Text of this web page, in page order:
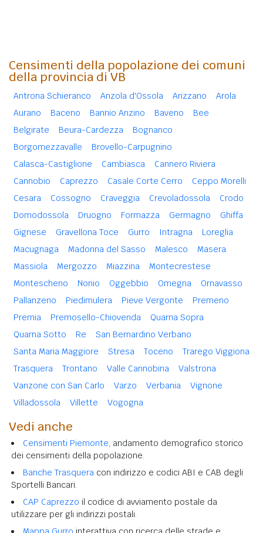
Censimenti della popolazione dei comuni
della provincia di VB
Antrona Schieranco Anzola d'Ossola Arizzano
Arola
Aurano
Baceno Bannio Anzino Baveno
Bee
Belgirate
Beura-Cardezza
Bognanco
Borgomezzavalle
Brovello-Carpugnino
Calasca-Castiglione
Cambiasca
Cannero Riviera
Cannobio
Caprezzo Casale Corte Cerro
Ceppo Morelli
Cesara
Cossogno Craveggia Crevoladossola
Crodo
Domodossola
Druogno Formazza Germagno
Ghiffa
Gignese
Gravellona Toce Gurro Intragna
Loreglia
Macugnaga
Madonna del Sasso Malesco
Masera
Massiola
Mergozzo Miazzina
Montecrestese
Montescheno
Nonio Oggebbio Omegna
Ornavasso
Pallanzeno
Piedimulera Pieve Vergonte
Premeno
Premia
Premosello-Chiovenda
Quarna Sopra
Quarna Sotto
Re
San Bernardino Verbano
Santa Maria Maggiore
Stresa Toceno
Trarego Viggiona
Trasquera
Trontano Valle Cannobina
Valstrona
Vanzone con San Carlo
Varzo Verbania
Vignone
Villadossola
Villette Vogogna
Vedi anche
Censimenti Piemonte, andamento demografico storico
dei censimenti della popolazione.
Banche Trasquera con indirizzo e codici ABI e CAB degli
Sportelli Bancari.
CAP Caprezzo il codice di avviamento postale da
utilizzare per gli indirizzi postali.